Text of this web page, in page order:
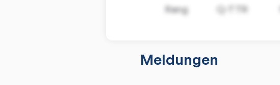
Rang
Q-TTR
Meldungen